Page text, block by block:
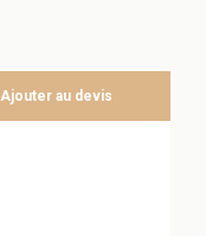
Ajouter au devis